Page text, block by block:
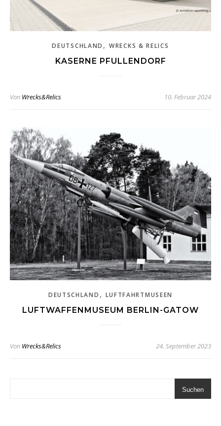
DEUTSCHLAND ,WRECKS & RELICS
KASERNE PFULLENDORF
Von Wrecks&Relics 10. Februar 2024
DEUTSCHLAND , LUFTFAHRTMUSEEN
LUFTWAFFENMUSEUM BERLIN-GATOW
Von Wrecks&Relics 24. September 2023
Suchen